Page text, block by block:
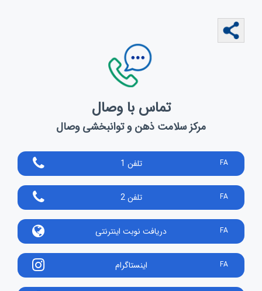
تماس با وصال
مرکز سلامت ذهن و توانبخشی وصال
تلفن 1 FA
تلفن 2 FA
دریافت نوبت اینترنتی FA
اینستاگرام FA